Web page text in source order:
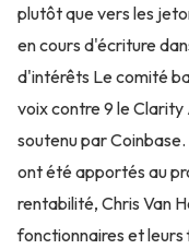
plutôt que vers les
en cours d'écriture
d'intérêts Le comité
voix contre 9 le
soutenu par
ont été apportés au
rentabilité, Chris Van
fonctionnaires et